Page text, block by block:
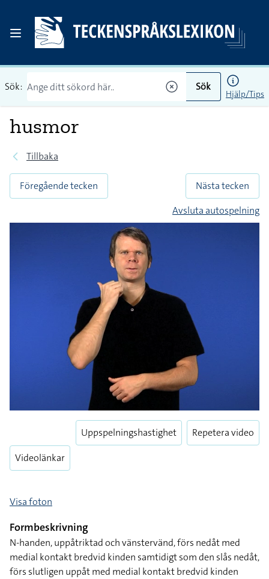
Sök: Sök
Hjälp/Tips
husmor
Tillbaka
Föregående tecken
Nästa tecken
Avsluta autospelning
Videolänkar
Uppspelningshastighet Repetera video
Visa foton
Formbeskrivning
N-handen, uppåtriktad och vänstervänd, förs nedåt med
medial kontakt bredvid kinden samtidigt som den slås nedåt,
förs slutligen uppåt med medial kontakt bredvid kinden